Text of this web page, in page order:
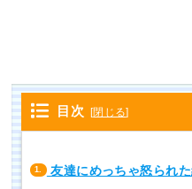
目次 [閉じる]
1. 友達にめっちゃ怒られ